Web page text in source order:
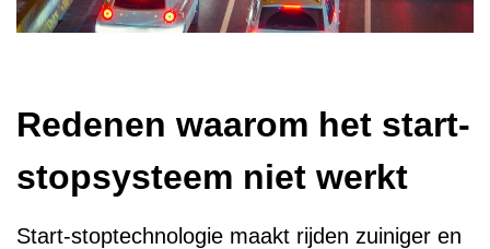
Redenen waarom het start-
stopsysteem niet werkt
Start-stoptechnologie maakt rijden zuiniger en